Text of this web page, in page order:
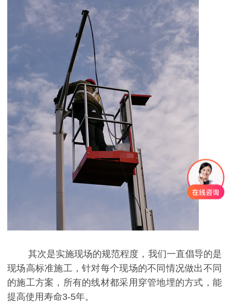
其次是实施现场的规范程度，我们一直倡导的是
现场高标准施工，针对每个现场的不同情况做出不同
的施工方案，所有的线材都采用穿管地埋的方式，能
提高使用寿命3-5年。